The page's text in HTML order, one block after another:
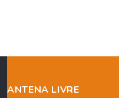
ANTENA LIVRE